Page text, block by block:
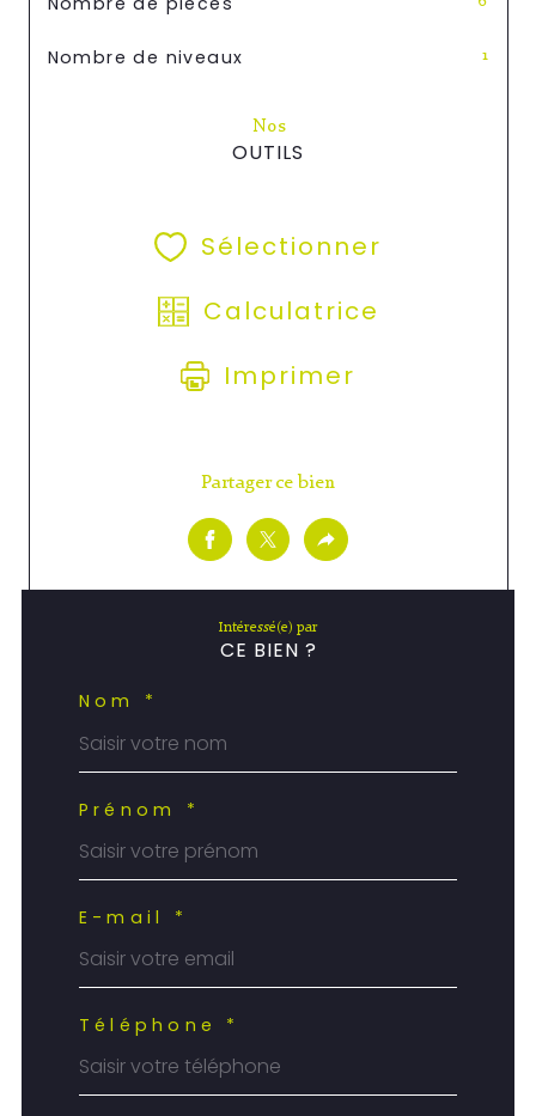
Nombre de niveaux 1
Nos
OUTILS
Sélectionner
Calculatrice
Imprimer
Partager ce bien
Intéressé(e) par
CE BIEN ?
Nom *
Prénom *
E-mail *
Téléphone *